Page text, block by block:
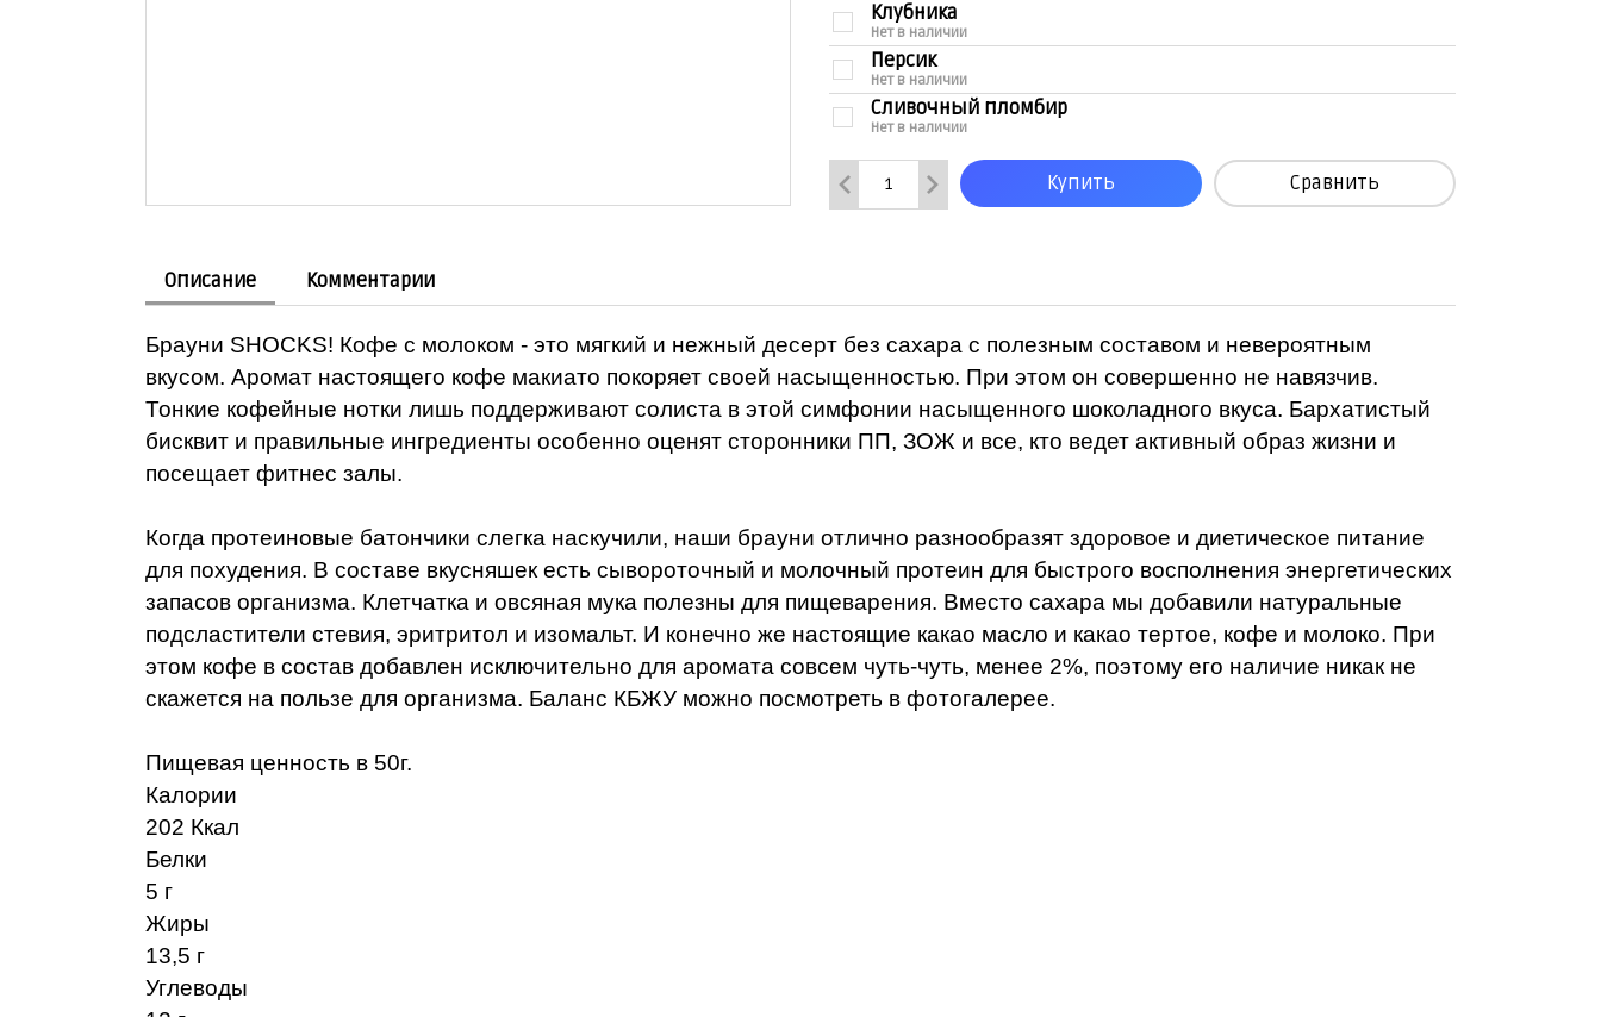
Клубника
Нет в наличии
Персик
Нет в наличии
Сливочный пломбир
Нет в наличии
Горячий шоколад
Нет в наличии Купить Сравнить
Описание Комментарии
Брауни SHOCKS! Кофе с молоком - это мягкий и нежный десерт без сахара с полезным составом и невероятным
вкусом. Аромат настоящего кофе макиато покоряет своей насыщенностью. При этом он совершенно не навязчив.
Тонкие кофейные нотки лишь поддерживают солиста в этой симфонии насыщенного шоколадного вкуса. Бархатистый
бисквит и правильные ингредиенты особенно оценят сторонники ПП, ЗОЖ и все, кто ведет активный образ жизни и
посещает фитнес залы.
Когда протеиновые батончики слегка наскучили, наши брауни отлично разнообразят здоровое и диетическое питание
для похудения. В составе вкусняшек есть сывороточный и молочный протеин для быстрого восполнения энергетических
запасов организма. Клетчатка и овсяная мука полезны для пищеварения. Вместо сахара мы добавили натуральные
подсластители стевия, эритритол и изомальт. И конечно же настоящие какао масло и какао тертое, кофе и молоко. При
этом кофе в состав добавлен исключительно для аромата совсем чуть-чуть, менее 2%, поэтому его наличие никак не
скажется на пользе для организма. Баланс КБЖУ можно посмотреть в фотогалерее.
Пищевая ценность в 50г.
Калории
202 Ккал
Белки
5 г
Жиры
13,5 г
Углеводы